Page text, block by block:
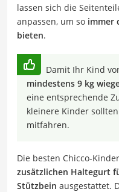
lassen sich die
anpassen, um so immer
bieten.
Damit Ihr Kind
mindestens 9 kg
eine entsprechende
kleinere Kinder
mitfahren.
Die besten Chicco-
zusätzlichen Haltegurt
Stützbein ausgestattet.